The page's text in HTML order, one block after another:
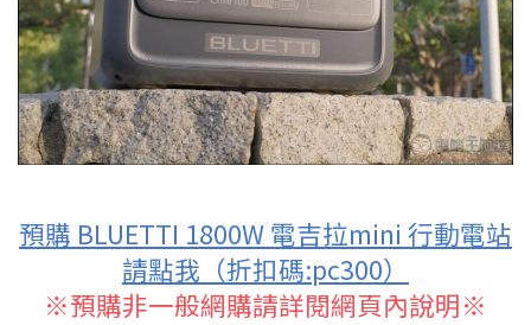
預購 BLUETTI 1800W 電吉拉mini 行動電站
請點我（折扣碼:pc300）
※預購非一般網購請詳閱網頁內說明※